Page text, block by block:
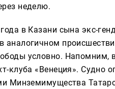
неделю.
в Казани сына экс-
аналогичном
условно. Напомним,
клуба «Венеция». Судно
Минземимущества